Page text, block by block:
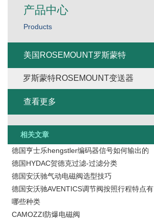
产品中心
Products
美国ROSEMOUNT罗斯蒙特
罗斯蒙特ROSEMOUNT变送器
查看更多
相关文章
德国亨士乐hengstler编码器信号如何输出的
德国HYDAC贺德克过滤-过滤分类
德国安沃驰气动电磁阀选型技巧
德国安沃驰AVENTICS调节阀按照行程特点有
哪些种类
CAMOZZI防爆电磁阀